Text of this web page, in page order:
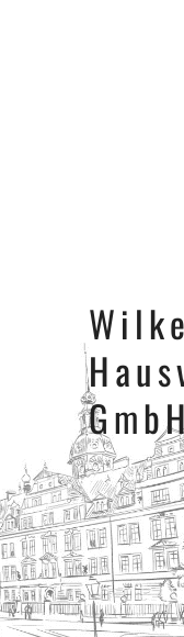
Wilke